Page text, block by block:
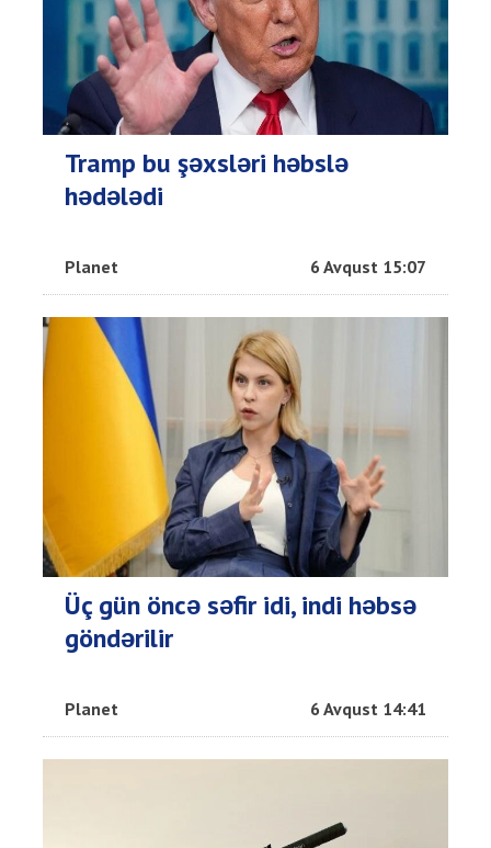
Tramp bu şəxsləri həbslə
hədələdi
Planet 6 Avqust 15:07
Üç gün öncə səfir idi, indi həbsə
göndərilir
Planet 6 Avqust 14:41